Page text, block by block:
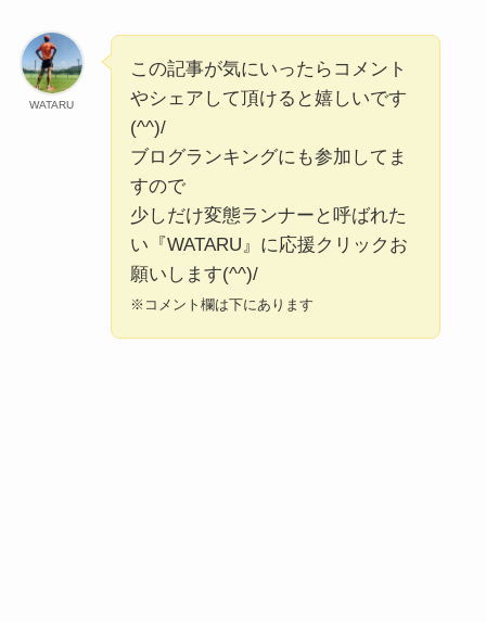
WATARU
この記事が気にいったらコメント
やシェアして頂けると嬉しいです
(^^)/
ブログランキングにも参加してま
すので
少しだけ変態ランナーと呼ばれた
い『WATARU』に応援クリックお
願いします(^^)/
※コメント欄は下にあります